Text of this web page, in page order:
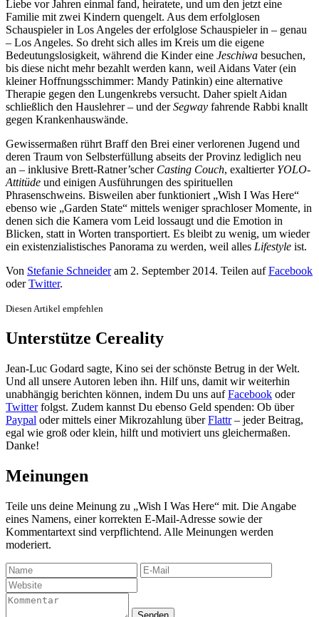
Liebe vor Jahren einmal fand, heiratete, und um den jetzt eine
Familie mit zwei Kindern quengelt. Aus dem erfolglosen
Schauspieler in Los Angeles der erfolglose Schauspieler in – genau
– Los Angeles. So dreht sich alles im Kreis um die eigene
Bedeutungslosigkeit, während die Kinder eine Jeschiwa besuchen,
bis diese nicht mehr bezahlt werden kann, weil Aidans Vater (ein
kleiner Hoffnungsschimmer: Mandy Patinkin) eine alternative
Therapie gegen den Lungenkrebs versucht. Daher spielt Aidan
schließlich den Hauslehrer – und derSegway fahrende Rabbi knallt
gegen Krankenhauswände.
Gewissermaßen rührt Braff den Brei einer verlorenen Jugend und
deren Traum von Selbsterfüllung abseits der Provinz lediglich neu
an – inklusive Brett-Ratner’scher Casting Couch, exaltierter YOLO-
Attitüde und einigen Ausführungen des spirituellen
Phrasenschweins. Bisweilen aber funktioniert „Wish I Was Here“
ebenso wie „Garden State“ mittels weniger sprachloser Momente, in
denen sich die Kamera vom Leid lossaugt und die Emotion in
Blicken, statt in Worten transportiert. Es bleibt zu wenig, um wieder
ein existenzialistisches Panorama zu werden, weil alles Lifestyle ist.
Von Stefanie Schneideram 2. September 2014. Teilen aufFacebook
oderTwitter.
Diesen Artikel empfehlen
Unterstütze Cereality
Jean-Luc Godard sagte, Kino sei der schönste Betrug in der Welt.
Und all unsere Autoren leben ihn. Hilf uns, damit wir weiterhin
unabhängig berichten können, indem Du uns aufFacebook oder
Twitterfolgst. Zudem kannst Du ebenso Geld spenden: Ob über
Paypal oder mittels einer Mikrozahlung überFlattr– jeder Beitrag,
egal wie groß oder klein, hilft und motiviert uns gleichermaßen.
Danke!
Meinungen
Teile uns deine Meinung zu „Wish I Was Here“ mit. Die Angabe
eines Namens, einer korrekten E-Mail-Adresse sowie der
Kommentartext sind verpflichtend. Alle Meinungen werden
moderiert.